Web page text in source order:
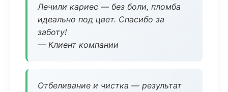
Лечили кариес — без боли, пломба
идеально под цвет. Спасибо за
заботу!
— Клиент компании
Отбеливание и чистка — результат